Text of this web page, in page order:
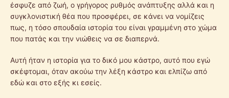
έσφυζε από ζωή, ο γρήγορος ρυθμός ανάπτυξης αλλά και η
συγκλονιστική θέα που προσφέρει, σε κάνει να νομίζεις
πως, η τόσο σπουδαία ιστορία του είναι γραμμένη στο χώμα
που πατάς και την νιώθεις να σε διαπερνά.
Αυτή ήταν η ιστορία για το δικό μου κάστρο, αυτό που εγώ
σκέφτομαι, όταν ακούω την λέξη κάστρο και ελπίζω από
εδώ και στο εξής κι εσείς.